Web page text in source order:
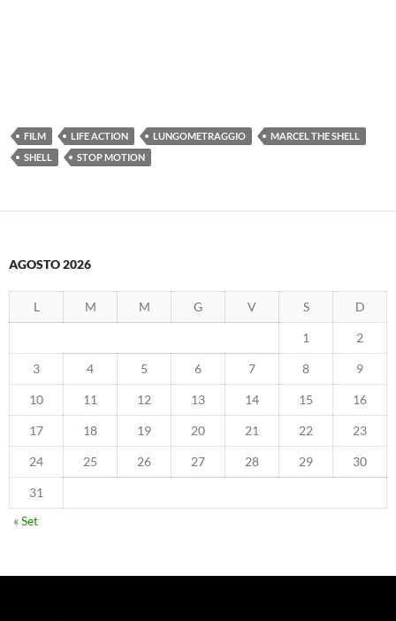
FILM LIFE ACTION LUNGOMETRAGGIO
MARCEL THE SHELL
SHELL
STOP MOTION
AGOSTO 2026
L M M G V S D
1 2
3 4 5 6 7 8 9
10 11 12 13 14 15 16
17 18 19 20 21 22 23
24 25 26 27 28 29 30
31
« Set